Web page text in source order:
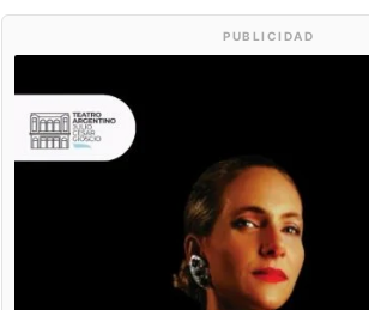
PUBLICIDAD